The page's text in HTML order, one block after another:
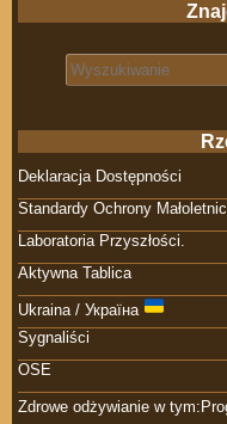
Search for:
Deklaracja Dostępności
Standardy Ochrony
Laboratoria Przyszłości.
Aktywna Tablica
Ukraina / Україна
Sygnaliści
OSE
Zdrowe odżywianie w